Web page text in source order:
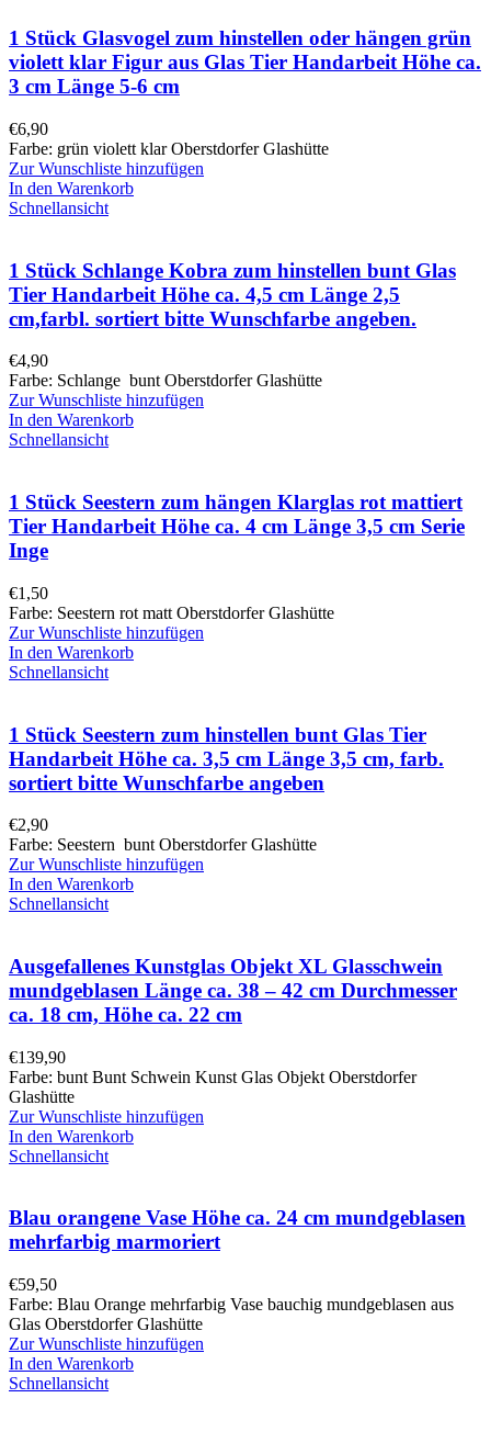
1 Stück Glasvogel zum hinstellen oder hängen grün
violett klar Figur aus Glas Tier Handarbeit Höhe ca.
3 cm Länge 5-6 cm
€6,90
Farbe: grün violett klar Oberstdorfer Glashütte
Zur Wunschliste hinzufügen
In den Warenkorb
Schnellansicht
1 Stück Schlange Kobra zum hinstellen bunt Glas
Tier Handarbeit Höhe ca. 4,5 cm Länge 2,5
cm,farbl. sortiert bitte Wunschfarbe angeben.
€4,90
Farbe: Schlange bunt Oberstdorfer Glashütte
Zur Wunschliste hinzufügen
In den Warenkorb
Schnellansicht
1 Stück Seestern zum hängen Klarglas rot mattiert
Tier Handarbeit Höhe ca. 4 cm Länge 3,5 cm Serie
Inge
€1,50
Farbe: Seestern rot matt Oberstdorfer Glashütte
Zur Wunschliste hinzufügen
In den Warenkorb
Schnellansicht
1 Stück Seestern zum hinstellen bunt Glas Tier
Handarbeit Höhe ca. 3,5 cm Länge 3,5 cm, farb.
sortiert bitte Wunschfarbe angeben
€2,90
Farbe: Seestern bunt Oberstdorfer Glashütte
Zur Wunschliste hinzufügen
In den Warenkorb
Schnellansicht
Ausgefallenes Kunstglas Objekt XL Glasschwein
mundgeblasen Länge ca. 38 – 42 cm Durchmesser
ca. 18 cm, Höhe ca. 22 cm
€139,90
Farbe: bunt Bunt Schwein Kunst Glas Objekt Oberstdorfer
Glashütte
Zur Wunschliste hinzufügen
In den Warenkorb
Schnellansicht
Blau orangene Vase Höhe ca. 24 cm mundgeblasen
mehrfarbig marmoriert
€59,50
Farbe: Blau Orange mehrfarbig Vase bauchig mundgeblasen aus
Glas Oberstdorfer Glashütte
Zur Wunschliste hinzufügen
In den Warenkorb
Schnellansicht